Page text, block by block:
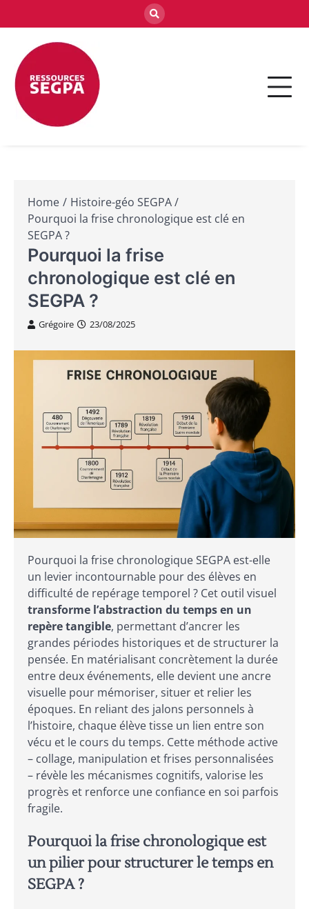
to
Ressources SEGPA :
Home
Histoire-géo SEGPA
Pourquoi la frise chronologique est clé en
SEGPA ?
Pourquoi la frise
chronologique est clé en
SEGPA ?
Grégoire 23/08/2025
Pourquoi la frise chronologique SEGPA est-elle
un levier incontournable pour des élèves en
difficulté de repérage temporel ? Cet outil visuel
transforme l’abstraction du temps en un
repère tangible, permettant d’ancrer les
grandes périodes historiques et de structurer la
pensée. En matérialisant concrètement la durée
entre deux événements, elle devient une ancre
visuelle pour mémoriser, situer et relier les
époques. En reliant des jalons personnels à
l’histoire, chaque élève tisse un lien entre son
vécu et le cours du temps. Cette méthode active
– collage, manipulation et frises personnalisées
– révèle les mécanismes cognitifs, valorise les
progrès et renforce une confiance en soi parfois
fragile.
Pourquoi la frise chronologique est
un pilier pour structurer le temps en
SEGPA ?